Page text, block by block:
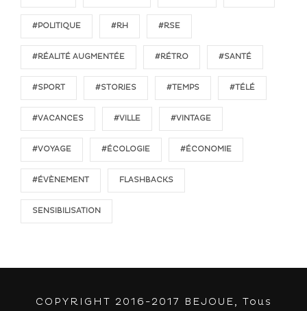
#POLITIQUE #RH #RSE
#RÉALITÉ AUGMENTÉE #RÉTRO #SANTÉ
#SPORT #STORIES #TEMPS #TÉLÉ
#VACANCES #VILLE #VINTAGE
#VOYAGE #ÉCOLOGIE #ÉCONOMIE
#ÉVÈNEMENT FLASHBACKS
SENSIBILISATION
COPYRIGHT 2016-2017 BEJOUE, Tous